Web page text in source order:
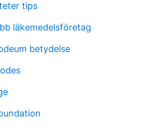
tips
läkemedelsföretag
betydelse